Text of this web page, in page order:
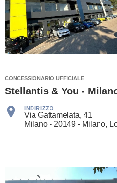
CONCESSIONARIO UFFICIALE
Stellantis & You -
INDIRIZZO
Via Gattamelata, 41
Milano - 20149 - Milano,